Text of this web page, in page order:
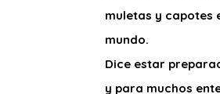
muletas y capotes
mundo.
Dice estar
y para muchos